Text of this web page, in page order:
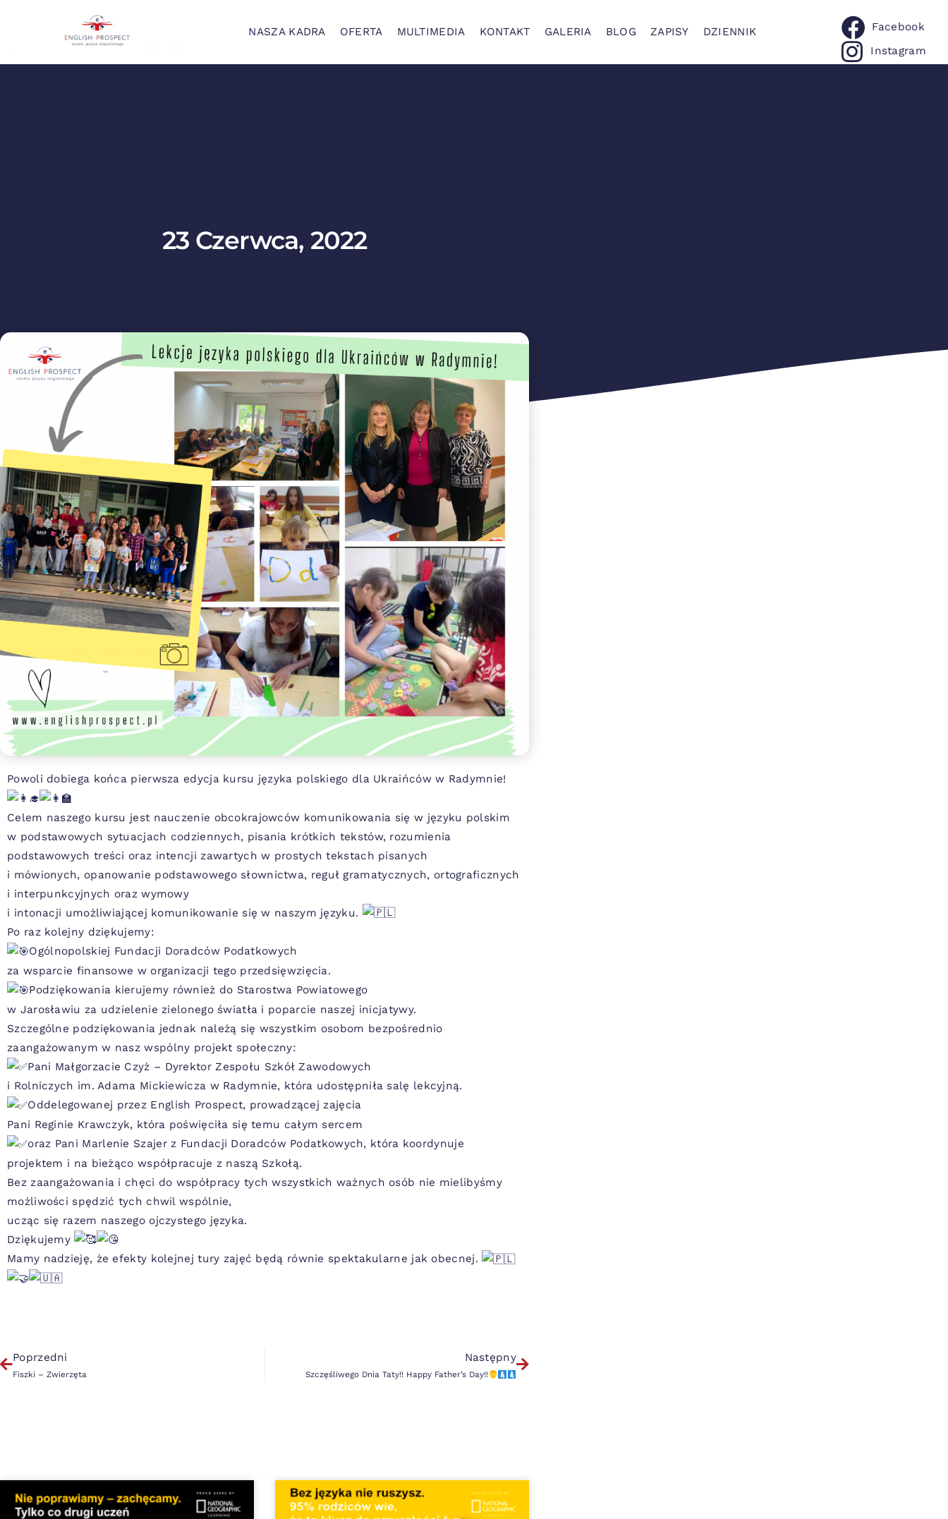
NASZA KADRA OFERTA MULTIMEDIA KONTAKT GALERIA BLOG ZAPISY DZIENNIK
Facebook
Instagram
23 Czerwca, 2022
Powoli dobiega końca pierwsza edycja kursu języka polskiego dla Ukraińców w Radymnie!
Celem naszego kursu jest nauczenie obcokrajowców komunikowania się w języku polskim
w podstawowych sytuacjach codziennych, pisania krótkich tekstów, rozumienia
podstawowych treści oraz intencji zawartych w prostych tekstach pisanych
i mówionych, opanowanie podstawowego słownictwa, reguł gramatycznych, ortograficznych
i interpunkcyjnych oraz wymowy
i intonacji umożliwiającej komunikowanie się w naszym języku.
Po raz kolejny dziękujemy:
Ogólnopolskiej Fundacji Doradców Podatkowych
za wsparcie finansowe w organizacji tego przedsięwzięcia.
Podziękowania kierujemy również do Starostwa Powiatowego
w Jarosławiu za udzielenie zielonego światła i poparcie naszej inicjatywy.
Szczególne podziękowania jednak należą się wszystkim osobom bezpośrednio
zaangażowanym w nasz wspólny projekt społeczny:
Pani Małgorzacie Czyż – Dyrektor Zespołu Szkół Zawodowych
i Rolniczych im. Adama Mickiewicza w Radymnie, która udostępniła salę lekcyjną.
Oddelegowanej przez English Prospect, prowadzącej zajęcia
Pani Reginie Krawczyk, która poświęciła się temu całym sercem
oraz Pani Marlenie Szajer z Fundacji Doradców Podatkowych, która koordynuje
projektem i na bieżąco współpracuje z naszą Szkołą.
Bez zaangażowania i chęci do współpracy tych wszystkich ważnych osób nie mielibyśmy
możliwości spędzić tych chwil wspólnie,
ucząc się razem naszego ojczystego języka.
Dziękujemy
Mamy nadzieję, że efekty kolejnej tury zajęć będą równie spektakularne jak obecnej.
Poprzedni
Fiszki – Zwierzęta
Następny
Szczęśliwego Dnia Taty!! Happy Father’s Day!!